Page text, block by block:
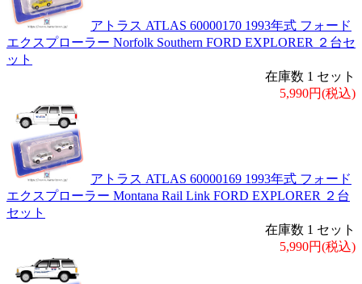
アトラス ATLAS 60000170 1993年式 フォード
エクスプローラー Norfolk Southern FORD EXPLORER ２台セ
ット
在庫数 1 セット
5,990円(税込)
アトラス ATLAS 60000169 1993年式 フォード
エクスプローラー Montana Rail Link FORD EXPLORER ２台
セット
在庫数 1 セット
5,990円(税込)